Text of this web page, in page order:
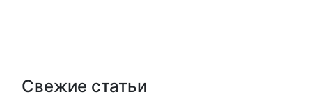
Свежие статьи